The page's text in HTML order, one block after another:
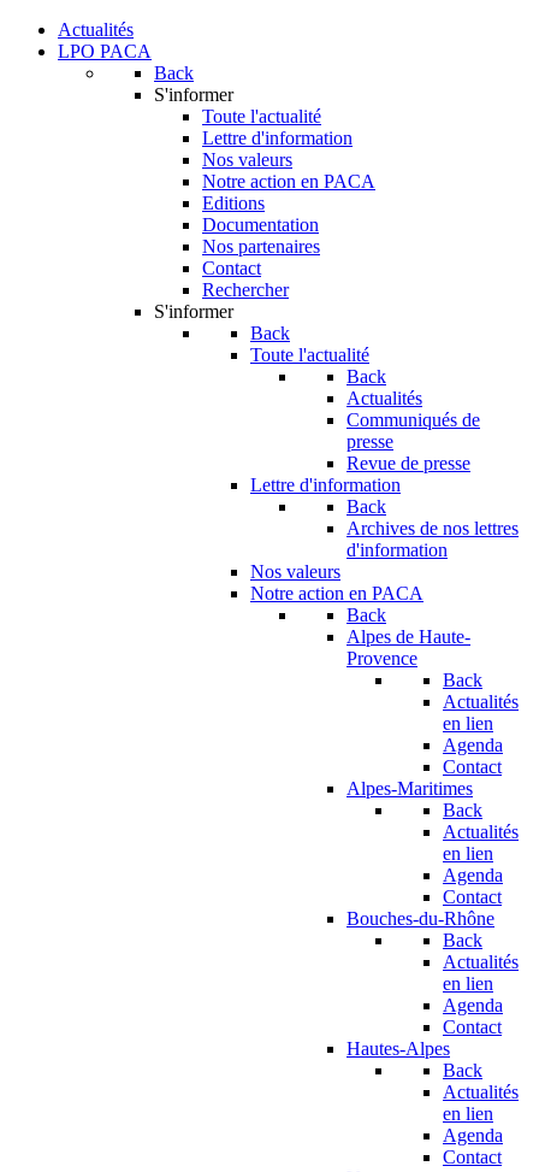
Actualités
LPO PACA
Back
S'informer
Toute l'actualité
Lettre d'information
Nos valeurs
Notre action en PACA
Editions
Documentation
Nos partenaires
Contact
Rechercher
S'informer
Back
Toute l'actualité
Back
Actualités
Communiqués de
presse
Revue de presse
Lettre d'information
Back
Archives de nos lettres
d'information
Nos valeurs
Notre action en PACA
Back
Alpes de Haute-
Provence
Back
Actualités
en lien
Agenda
Contact
Alpes-Maritimes
Back
Actualités
en lien
Agenda
Contact
Bouches-du-Rhône
Back
Actualités
en lien
Agenda
Contact
Hautes-Alpes
Back
Actualités
en lien
Agenda
Contact